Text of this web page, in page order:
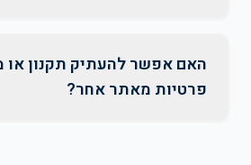
האם אפשר להעתיק תקנון או
פרטיות מאתר אחר?